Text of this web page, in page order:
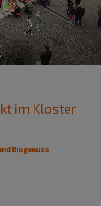
im Kloster
Biogenuss